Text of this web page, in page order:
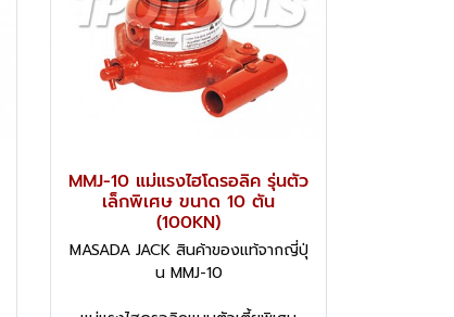
MMJ-10 แม่แรงไฮโดรอลิค รุ่นตัว
เล็กพิเศษ ขนาด 10 ตัน
(100KN)
MASADA JACK สินค้าของแท้จากญี่ปุ่
น MMJ-10